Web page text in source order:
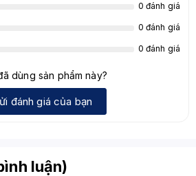
0 đánh giá
0 đánh giá
0 đánh giá
dùng sản phẩm này?
đánh giá của bạn
luận)